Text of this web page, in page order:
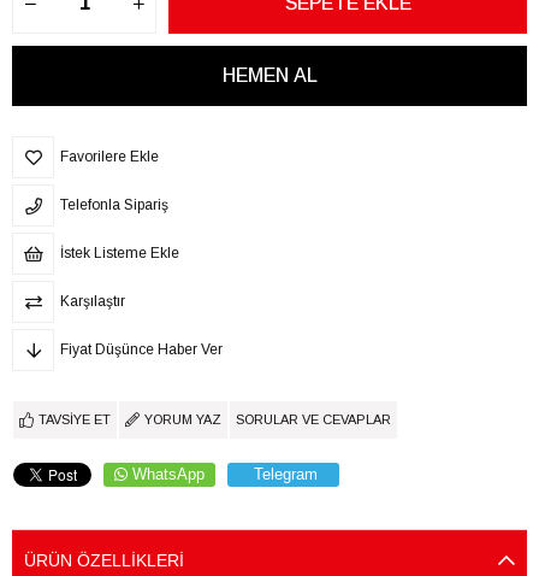
Favorilere Ekle
Telefonla Sipariş
İstek Listeme Ekle
Karşılaştır
Fiyat Düşünce Haber Ver
TAVSIYE ET YORUM YAZ SORULAR VE CEVAPLAR
WhatsApp Telegram
ÜRÜN ÖZELLIKLERI